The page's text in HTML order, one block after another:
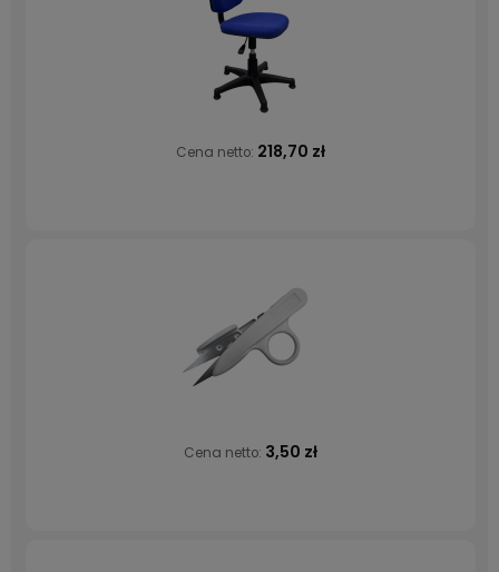
Cena netto: 218,70 zł
Cena netto: 3,50 zł